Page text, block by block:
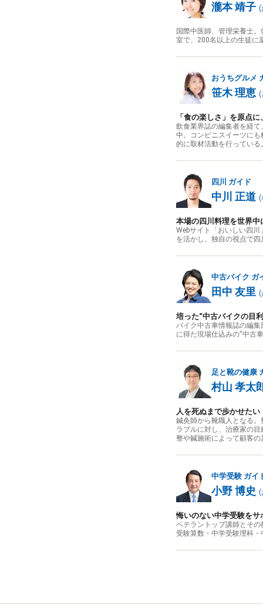
瀧本 靖子 (
国際中医師、管理栄養士
室で、200名以上の生徒に
おうちグルメ
笹木 理恵 (
「食の楽しさ」を原点
飲食業界誌の編集者を経
中。コンビニスイーツに
的に取材活動を行っている
四川 ガイド
中川 正道 (
本場の四川料理を世界
Webサイト「おいしい四
を活かし、独自の視点で
中古バイク ガ
田中 友里 (
培った“中古バイクの目
バイク中古車情報誌の編
に得た現場仕込みの“中古
足と靴の健康
村山 孝太
人を死ぬまで歩かせた
鍼灸師から靴職人となる
ラブルに対し、治療家の
整や鍼施術によって顧客
中学受験 ガイ
小野 博史 (
悔いのない中学受験をサ
ベテラントップ講師とそ
受験算数・中学受験理科